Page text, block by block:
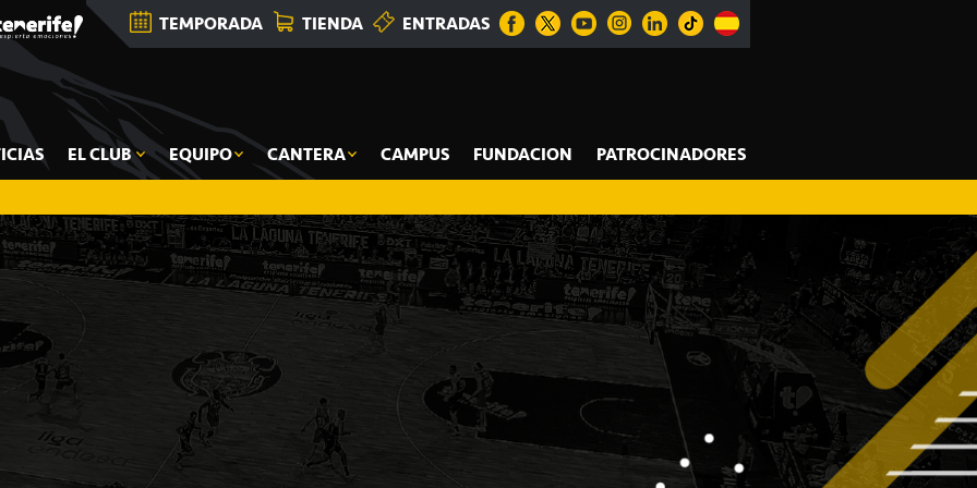
TEMPORADA TIENDA ENTRADAS
EL CLUB EQUIPO CANTERA CAMPUS FUNDACION PATROCINADORES